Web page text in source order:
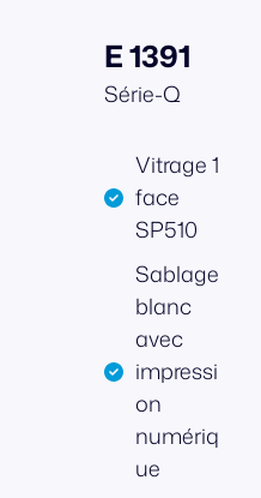
E 1391
Série-Q
Vitrage 1
face
SP510
Sablage
blanc
avec
impressi
on
numériq
ue